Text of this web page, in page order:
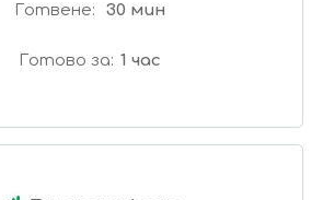
Готвене 30 мин
Готово за 1 час